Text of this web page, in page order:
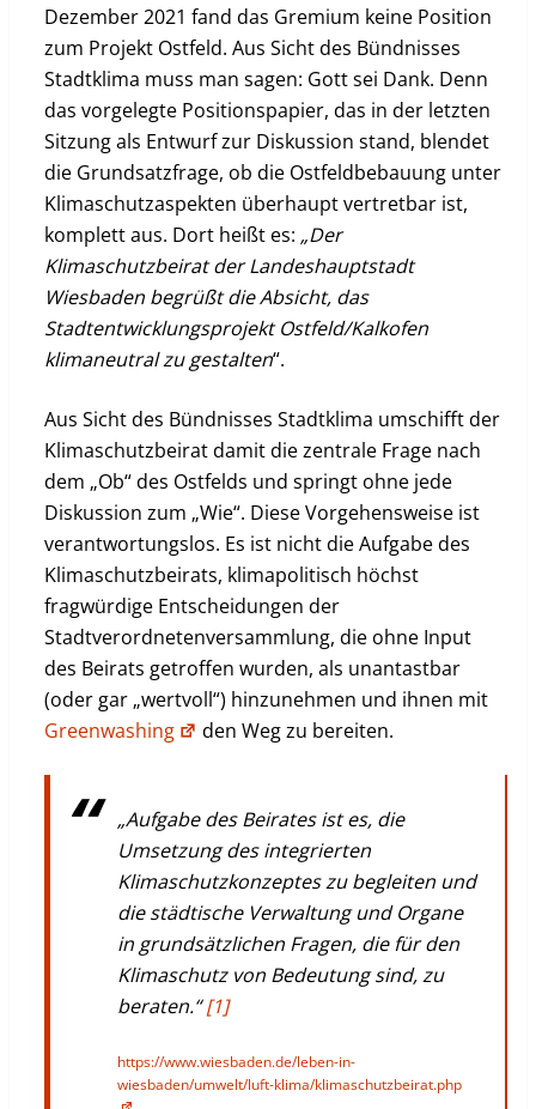
Dezember 2021 fand das Gremium keine Position
zum Projekt Ostfeld. Aus Sicht des Bündnisses
Stadtklima muss man sagen: Gott sei Dank. Denn
das vorgelegte Positionspapier, das in der letzten
Sitzung als Entwurf zur Diskussion stand, blendet
die Grundsatzfrage, ob die Ostfeldbebauung unter
Klimaschutzaspekten überhaupt vertretbar ist,
komplett aus. Dort heißt es: „Der
Klimaschutzbeirat der Landeshauptstadt
Wiesbaden begrüßt die Absicht, das
Stadtentwicklungsprojekt Ostfeld/Kalkofen
klimaneutral zu gestalten“.
Aus Sicht des Bündnisses Stadtklima umschifft der
Klimaschutzbeirat damit die zentrale Frage nach
dem „Ob“ des Ostfelds und springt ohne jede
Diskussion zum „Wie“. Diese Vorgehensweise ist
verantwortungslos. Es ist nicht die Aufgabe des
Klimaschutzbeirats, klimapolitisch höchst
fragwürdige Entscheidungen der
Stadtverordnetenversammlung, die ohne Input
des Beirats getroffen wurden, als unantastbar
(oder gar „wertvoll“) hinzunehmen und ihnen mit
Greenwashing
den Weg zu bereiten.
„Aufgabe des Beirates ist es, die
Umsetzung des integrierten
Klimaschutzkonzeptes zu begleiten und
die städtische Verwaltung und Organe
in grundsätzlichen Fragen, die für den
Klimaschutz von Bedeutung sind, zu
beraten.“[1]
https://www.wiesbaden.de/leben-in-
wiesbaden/umwelt/luft-klima/klimaschutzbeirat.php